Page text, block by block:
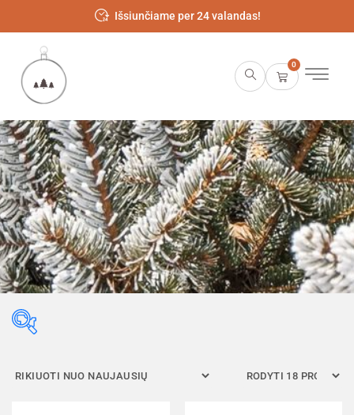
Išsiunčiame per 24 valandas!
0